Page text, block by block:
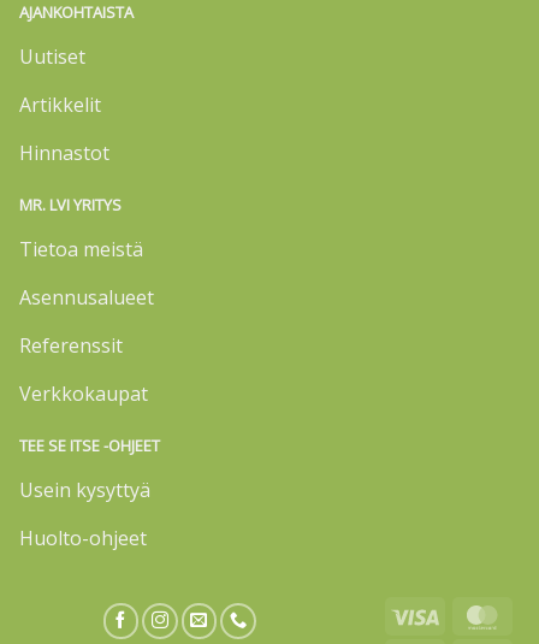
AJANKOHTAISTA
Uutiset
Artikkelit
Hinnastot
MR. LVI YRITYS
Tietoa meistä
Asennusalueet
Referenssit
Verkkokaupat
TEE SE ITSE -OHJEET
Usein kysyttyä
Huolto-ohjeet
Visa